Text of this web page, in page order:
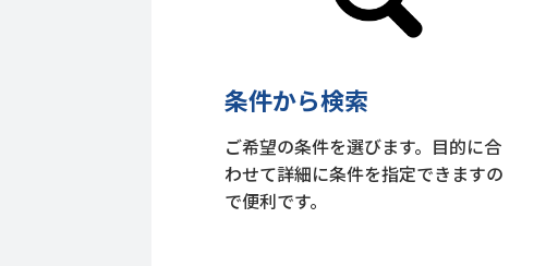
条件から検索
ご希望の条件を選びます。目的に合
わせて詳細に条件を指定できますの
で便利です。